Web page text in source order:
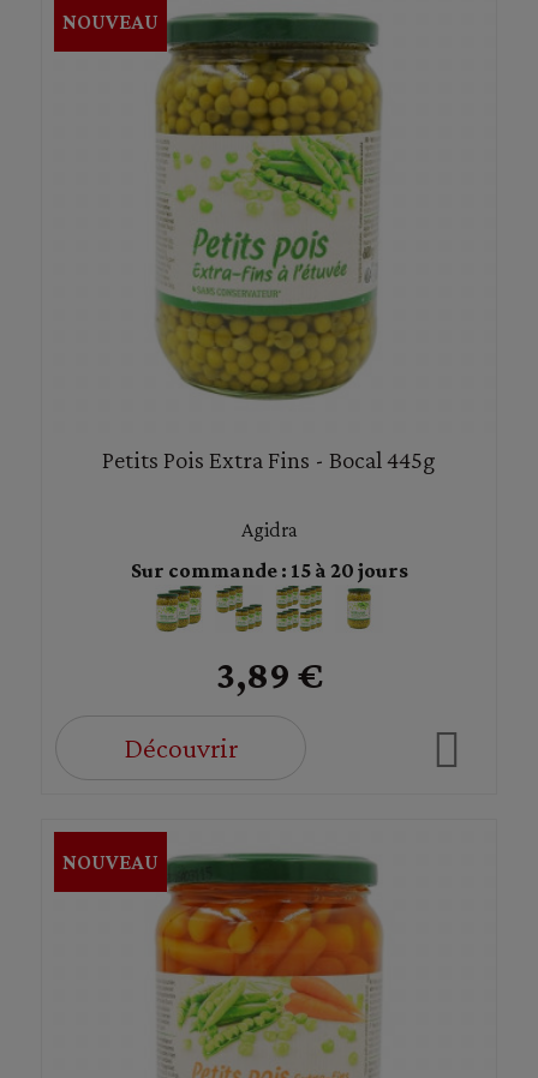
Petits Pois Extra Fins - Bocal 445g
Agidra
Sur commande : 15 à 20 jours
3,89 €
Découvrir
NOUVEAU
NOUVEAU